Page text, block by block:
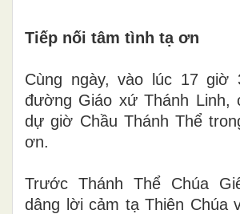
Tiếp nối tâm tình tạ ơn
Cùng ngày, vào lúc 17 giờ
đường Giáo xứ Thánh Linh,
dự giờ Chầu Thánh Thể
ơn.
Trước Thánh Thể Chúa
dâng lời cảm tạ Thiên Chúa